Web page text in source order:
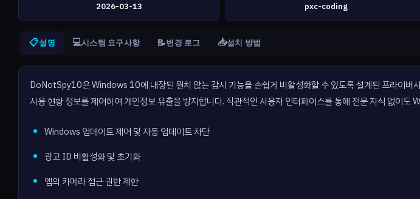
2026-03-13 pxc-coding
📋설명 💻시스템 요구사항 📝변경 로그 📥설치 방법
DoNotSpy10은 Windows 10에 내장된 원치 않는 감시 기능을 손쉽게 비활성화할 수 있도록 설계된 프라이
사용 현황 정보를 제어하여 개인정보 유출을 방지합니다. 직관적인 사용자 인터페이스를 통해 전문 지식 없이
Windows 업데이트 제어 및 자동 업데이트 차단
광고 ID 비활성화 및 초기화
앱의 카메라 접근 권한 제한